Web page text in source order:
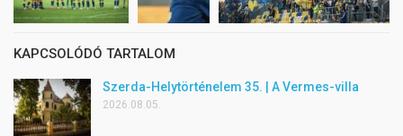
KAPCSOLÓDÓ TARTALOM
Szerda-Helytörténelem 35. | A Vermes-villa
2026.08.05.